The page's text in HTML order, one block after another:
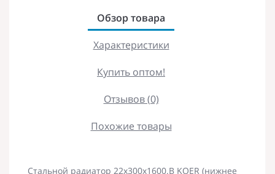
Обзор товара
Характеристики
Купить оптом!
Отзывов (0)
Похожие товары
Стальной радиатор 22х300х1600.B KOER (нижнее